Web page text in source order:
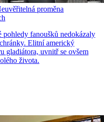
proměna
pohledy fanoušků nedokázaly
Elitní americký
gladiátora, uvnitř se ovšem
života.